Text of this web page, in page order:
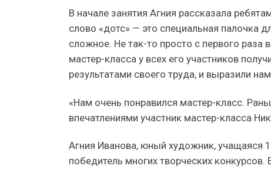
В начале занятия Агния рассказала
слово «дотс» — это специальная палочка
сложное. Не так-то просто с первого раза
мастер-класса у всех его участников
результатами своего труда, и выразили
«Нам очень понравился мастер-класс.
впечатлениями участник мастер-класса
Агния Иванова, юный художник,
победитель многих творческих